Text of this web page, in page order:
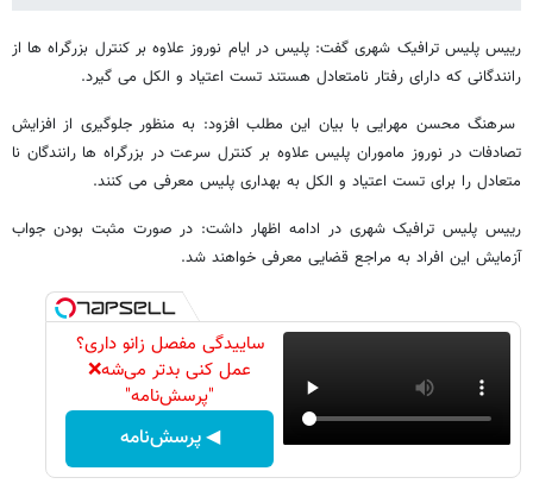
رییس پلیس ترافیک شهری گفت: پلیس در ایام نوروز علاوه بر کنترل بزرگراه ها از
رانندگانی که دارای رفتار نامتعادل هستند تست اعتیاد و الکل می گیرد.
سرهنگ محسن مهرایی با بیان این مطلب افزود: به منظور جلوگیری از افزایش
تصادفات در نوروز ماموران پلیس علاوه بر کنترل سرعت در بزرگراه ها رانندگان نا
متعادل را برای تست اعتیاد و الکل به بهداری پلیس معرفی می کنند.
رییس پلیس ترافیک شهری در ادامه اظهار داشت: در صورت مثبت بودن جواب
آزمایش این افراد به مراجع قضایی معرفی خواهند شد.
ساییدگی مفصل زانو داری؟
عمل کنی بدتر می‌شه❌
"پرسش‌نامه"
◀ پرسش‌نامه